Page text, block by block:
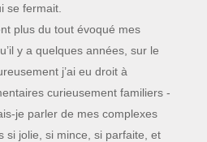
se fermait.
plus du tout évoqué mes
y a quelques années, sur le
j’ai eu droit à
curieusement familiers -
je parler de mes complexes
si jolie, si mince, si parfaite, et